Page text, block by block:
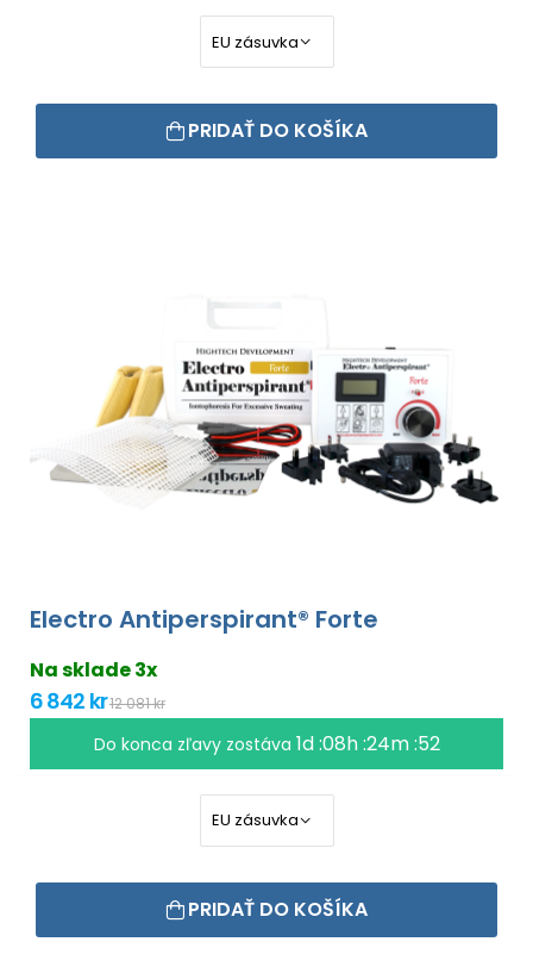
PRIDAŤ DO KOŠÍKA
Electro Antiperspirant® Forte
Na sklade 3x
6 842 kr12 081 kr
Do konca zľavy zostáva1d :08h :24m :51
PRIDAŤ DO KOŠÍKA